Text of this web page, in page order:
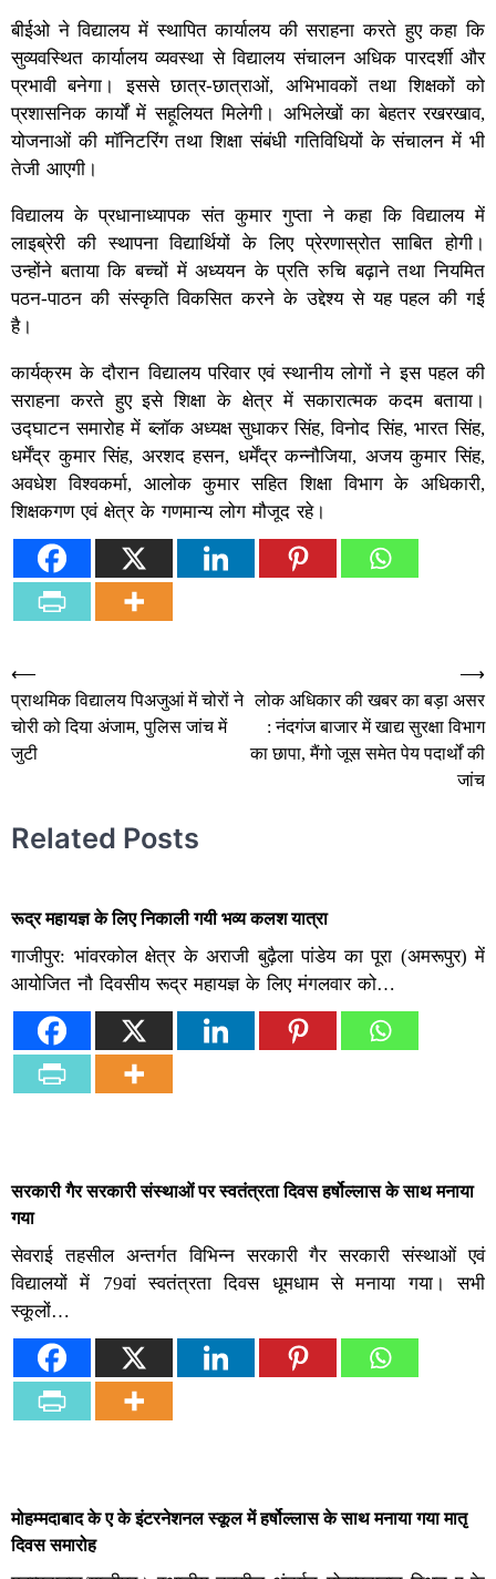
बीईओ ने विद्यालय में स्थापित कार्यालय की सराहना करते हुए कहा कि
सुव्यवस्थित कार्यालय व्यवस्था से विद्यालय संचालन अधिक पारदर्शी और
प्रभावी बनेगा। इससे छात्र-छात्राओं, अभिभावकों तथा शिक्षकों को
प्रशासनिक कार्यों में सहूलियत मिलेगी। अभिलेखों का बेहतर रखरखाव,
योजनाओं की मॉनिटरिंग तथा शिक्षा संबंधी गतिविधियों के संचालन में भी
तेजी आएगी।
विद्यालय के प्रधानाध्यापक संत कुमार गुप्ता ने कहा कि विद्यालय में
लाइब्रेरी की स्थापना विद्यार्थियों के लिए प्रेरणास्रोत साबित होगी।
उन्होंने बताया कि बच्चों में अध्ययन के प्रति रुचि बढ़ाने तथा नियमित
पठन-पाठन की संस्कृति विकसित करने के उद्देश्य से यह पहल की गई
है।
कार्यक्रम के दौरान विद्यालय परिवार एवं स्थानीय लोगों ने इस पहल की
सराहना करते हुए इसे शिक्षा के क्षेत्र में सकारात्मक कदम बताया।
उद्घाटन समारोह में ब्लॉक अध्यक्ष सुधाकर सिंह, विनोद सिंह, भारत सिंह,
धर्मेंद्र कुमार सिंह, अरशद हसन, धर्मेंद्र कन्नौजिया, अजय कुमार सिंह,
अवधेश विश्वकर्मा, आलोक कुमार सहित शिक्षा विभाग के अधिकारी,
शिक्षकगण एवं क्षेत्र के गणमान्य लोग मौजूद रहे।
Post
navigation
⟵
प्राथमिक विद्यालय पिअजुआं में चोरों ने
चोरी को दिया अंजाम, पुलिस जांच में
जुटी
लोक अधिकार की खबर का बड़ा असर
: नंदगंज बाजार में खाद्य सुरक्षा विभाग
का छापा, मैंगो जूस समेत पेय पदार्थों की
जांच
⟶
Related Posts
रूद्र महायज्ञ के लिए निकाली गयी भव्य कलश यात्रा
गाजीपुर: भांवरकोल क्षेत्र के अराजी बुढ़ैला पांडेय का पूरा (अमरूपुर) में
आयोजित नौ दिवसीय रूद्र महायज्ञ के लिए मंगलवार को…
सरकारी गैर सरकारी संस्थाओं पर स्वतंत्रता दिवस हर्षोल्लास के साथ मनाया
गया
सेवराई तहसील अन्तर्गत विभिन्न सरकारी गैर सरकारी संस्थाओं एवं
विद्यालयों में 79वां स्वतंत्रता दिवस धूमधाम से मनाया गया। सभी
स्कूलों…
मोहम्मदाबाद के ए के इंटरनेशनल स्कूल में हर्षोल्लास के साथ मनाया गया मातृ
दिवस समारोह